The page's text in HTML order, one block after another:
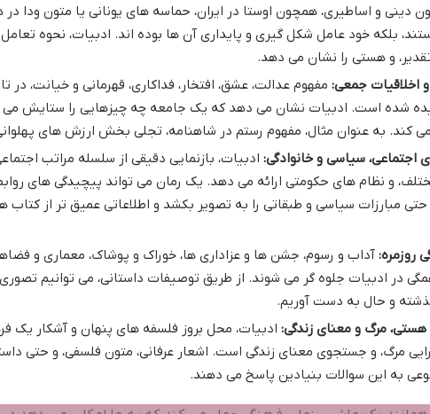
دینی و اساطیری، همچون اوستا در ایران، حماسه های یونانی یا متون ودا در
بلکه خود عامل شکل گیری و پایداری آن ها بوده اند. ادبیات، نحوه
تقدیر، و هستی را نشان می دهد.
اخلاقیات جمعی: مفهوم عدالت، عشق، افتخار، فداکاری، قهرمانی و خیانت، در
شده است. ادبیات نشان می دهد که یک جامعه چه چیزهایی را ستایش می
کند. به عنوان مثال، مفهوم رستم در شاهنامه، تجلی بخش ارزش های
اجتماعی، سیاسی و خانوادگی: ادبیات، بازنمایی دقیقی از سلسله مراتب
و نظام های حکومتی ارائه می دهد. یک رمان می تواند پیچیدگی های
حتی مبارزات سیاسی و طبقاتی را به تصویر بکشد و اطلاعاتی عمیق تر از
روزمره: آداب و رسوم، جشن ها و عزاداری ها، خوراک و پوشاک، معماری و
در ادبیات جلوه گر می شوند. از طریق توصیفات داستانی، می توانیم تصوری
و حال به دست آوریم.
مرگ و معنای زندگی: ادبیات، محل بروز فلسفه های پنهان و آشکار یک
مرگ، و جستجوی معنای زندگی است. اشعار عرفانی، متون فلسفی، و حتی
به این سوالات بنیادین پاسخ می دهند.